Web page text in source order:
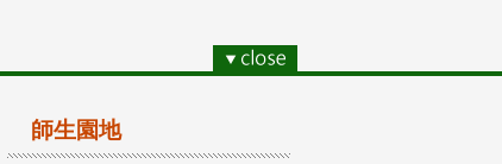
師生園地